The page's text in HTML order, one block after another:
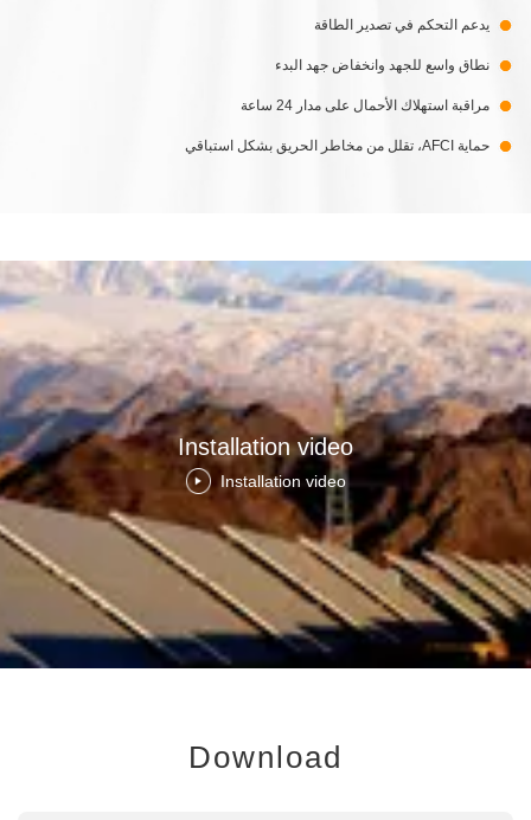
يدعم التحكم في تصدير الطاقة
نطاق واسع للجهد وانخفاض جهد البدء
مراقبة استهلاك الأحمال على مدار 24 ساعة
حماية AFCI، تقلل من مخاطر الحريق بشكل استباقي
Installation video
Installation video
Download